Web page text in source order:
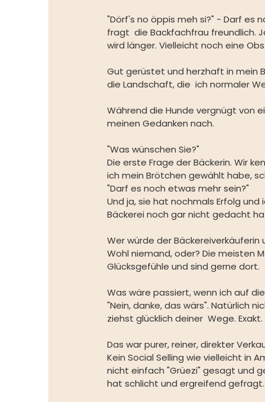
"Dörf's no öppis meh si?" - Darf es
fragt  die Backfachfrau freundlich.
wird länger. Vielleicht noch eine
Gut gerüstet und herzhaft in mein
die Landschaft, die  ich normaler
Während die Hunde vergnügt von
meinen Gedanken nach.
"Was wünschen Sie?"
Die erste Frage der Bäckerin. Wir
ich mein Brötchen gewählt habe,
"Darf es noch etwas mehr sein?"
Und ja, sie hat nochmals Erfolg
Bäckerei noch gar nicht gedacht
Wer würde der
Wohl niemand, oder? Die meisten
Glücksgefühle und sind gerne dort.
Was wäre passiert, wenn ich auf
"Nein, danke, das wärs". Natürlich
ziehst glücklich deiner  Wege.
Das war purer, reiner, direkter
Kein Social Selling wie vielleicht in
nicht einfach "Grüezi" gesagt und
hat schlicht und ergreifend gefragt.